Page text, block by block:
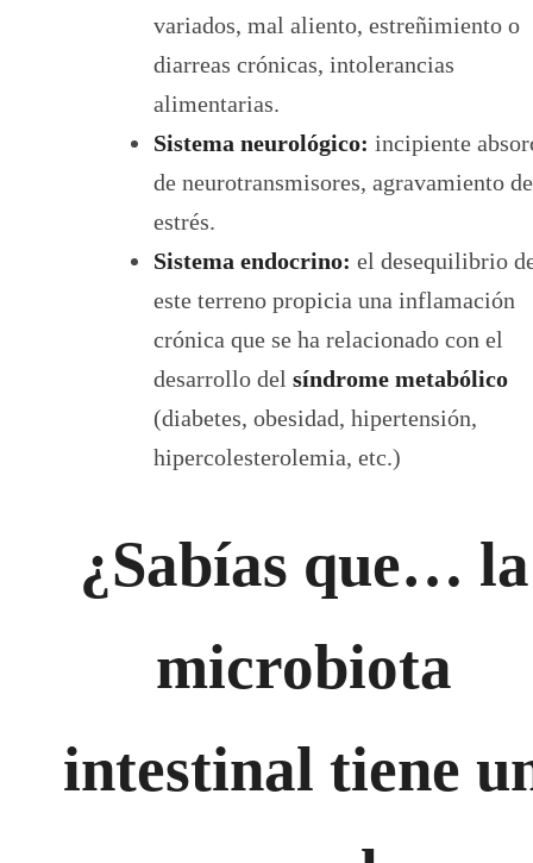
variados, mal aliento, estreñimiento o
diarreas crónicas, intolerancias
alimentarias.
Sistema neurológico: incipiente
de neurotransmisores, agravamiento
estrés.
Sistema endocrino: el desequilibrio
este terreno propicia una inflamación
crónica que se ha relacionado con el
desarrollo del síndrome metabólico
(diabetes, obesidad, hipertensión,
hipercolesterolemia, etc.)
¿Sabías que… la
microbiota
intestinal tiene